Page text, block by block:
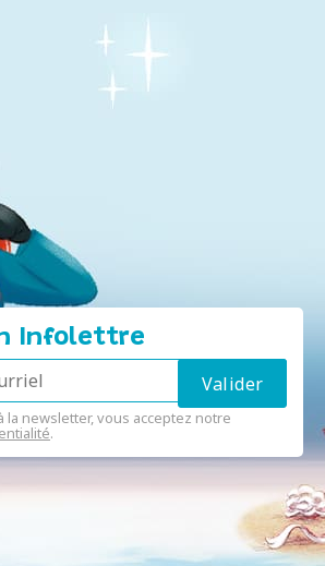
Infolettre
la newsletter, vous acceptez notre
.